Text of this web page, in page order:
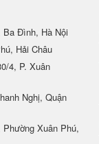
Ba Đình, Hà Nội
Hải Châu
4, P. Xuân
Nghị, Quận
Phường Xuân Phú,